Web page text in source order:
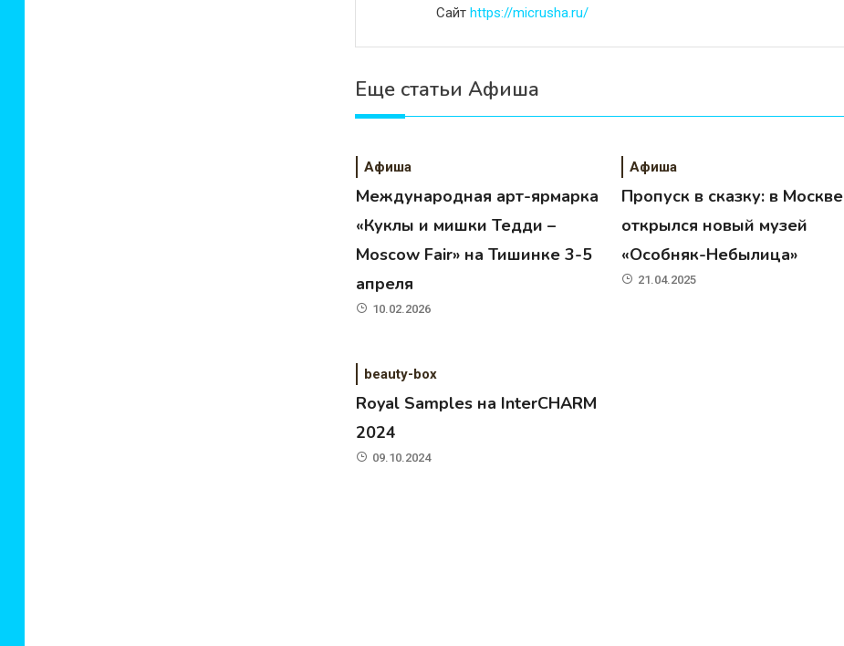
Сайт https://micrusha.ru/
Еще статьи Афиша
Афиша
Международная арт-ярмарка
«Куклы и мишки Тедди –
Moscow Fair» на Тишинке 3-5
апреля
10.02.2026
Афиша
Пропуск в сказку: в Москве
открылся новый музей
«Особняк-Небылица»
21.04.2025
beauty-box
Royal Samples на InterCHARM
2024
09.10.2024